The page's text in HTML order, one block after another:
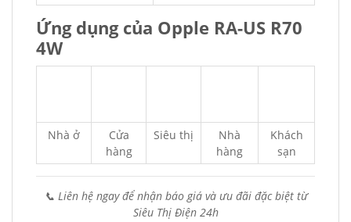
Ứng dụng của Opple RA-US R70
4W
Nhà ở
Cửa
hàng
Siêu thị
Nhà
hàng
Khách
sạn
📞 Liên hệ ngay để nhận báo giá và ưu đãi đặc biệt từ
Siêu Thị Điện 24h